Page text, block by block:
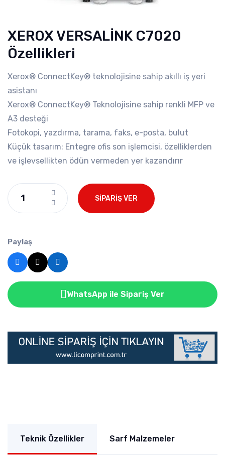
XEROX VERSALİNK C7020
Özellikleri
Xerox® ConnectKey® teknolojisine sahip akıllı iş yeri
asistanı
Xerox® ConnectKey® Teknolojisine sahip renkli MFP ve
A3 desteği
Fotokopi, yazdırma, tarama, faks, e-posta, bulut
Küçük tasarım: Entegre ofis son işlemcisi, özelliklerden
ve işlevsellikten ödün vermeden yer kazandırır
SİPARİŞ VER
Paylaş
WhatsApp ile Sipariş Ver
Teknik Özellikler Sarf Malzemeler